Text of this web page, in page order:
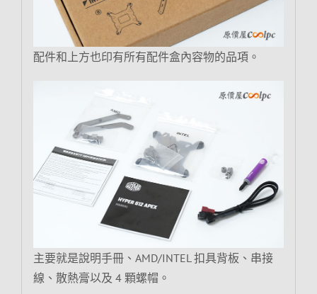
配件和上方也印有所有配件盒內容物的品項。
主要就是說明手冊、AMD/INTEL 扣具背板、串接
線、散熱膏以及 4 顆螺帽。